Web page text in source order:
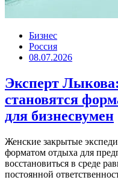
Бизнес
Россия
08.07.2026
Эксперт
становятся
для бизнесвумен
Женские закрытые
форматом отдыха для
восстановиться в среде
постоянной